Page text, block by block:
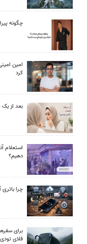
چگونه
امین
کرد
بعد از یک
استعلام
دهیم؟
چرا باتری
برای
فلای تودی